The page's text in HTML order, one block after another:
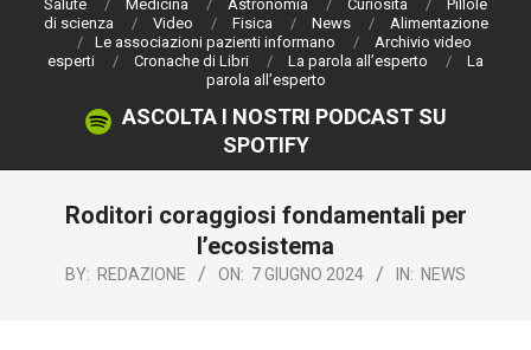
Salute Medicina Astronomia Curiosità
Pillole
di scienza
Video Fisica News
Alimentazione
Le associazioni pazienti informano
Archivio video
esperti
Cronache di Libri La parola all’esperto
La
parola all’esperto
ASCOLTA I NOSTRI PODCAST SU
SPOTIFY
Roditori coraggiosi fondamentali per
l’ecosistema
BY: REDAZIONE ON: 7 GIUGNO 2024 IN: NEWS